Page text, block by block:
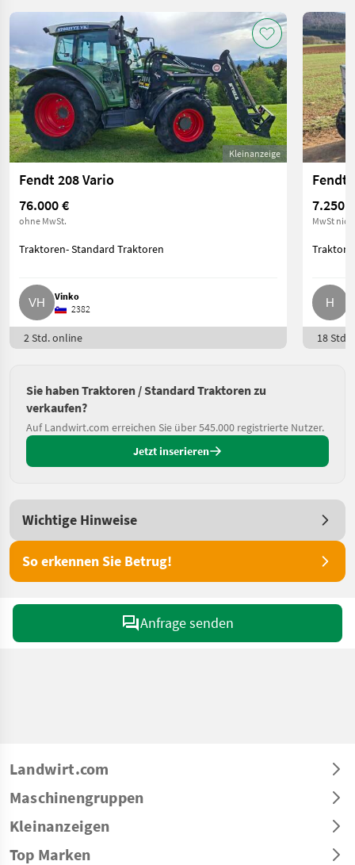
Kleinanzeige
Fendt 208 Vario
76.000 €
ohne MwSt.
Traktoren- Standard Traktoren
Vinko
2382
2 Std. online
Fendt
7.250 €
MwSt
18 Std.
Sie haben Traktoren / Standard Traktoren zu
verkaufen?
Auf Landwirt.com erreichen Sie über 545.000 registrierte Nutzer.
Jetzt inserieren
Wichtige Hinweise
So erkennen Sie Betrug!
Anfrage senden
Landwirt.com
Maschinengruppen
Kleinanzeigen
Top Marken